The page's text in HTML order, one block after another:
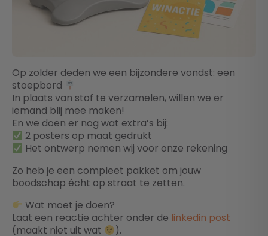
Op zolder deden we een bijzondere vondst: een
stoepbord
In plaats van stof te verzamelen, willen we er
iemand blij mee maken!
En we doen er nog wat extra’s bij:
2 posters op maat gedrukt
Het ontwerp nemen wij voor onze rekening
Zo heb je een compleet pakket om jouw
boodschap écht op straat te zetten.
Wat moet je doen?
Laat een reactie achter onder de linkedin post
(maakt niet uit wat
).